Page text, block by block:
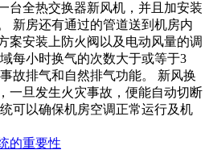
台全热交换器新风机，并且加安装
新房还有通过的管道送到机房内
案安装上防火阀以及电动风量的调
每小时换气的次数大于或等于3
故排气和自然排气功能。 新风换
一旦发生火灾事故，便能自动切断
可以确保机房空调正常运行及机